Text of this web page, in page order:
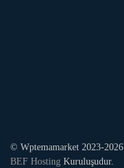
© Wptemamarket 2023-2026
BEF Hosting Kuruluşudur.